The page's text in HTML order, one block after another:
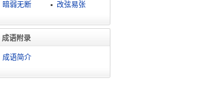
暗弱无断
改弦易张
成语附录
成语简介